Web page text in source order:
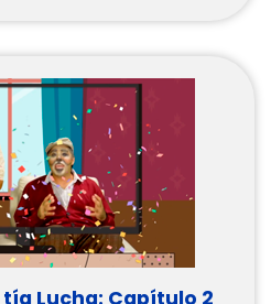
Lucha: Capítulo 2